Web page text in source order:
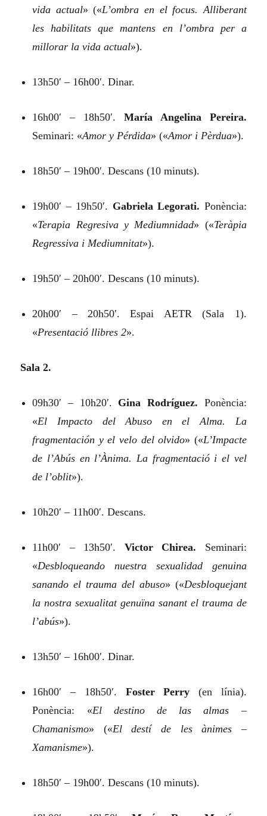
vida actual» («L’ombra en el focus. Alliberant
les habilitats que mantens en l’ombra per a
millorar la vida actual»).
13h50′ – 16h00′. Dinar.
16h00′ – 18h50′. María Angelina Pereira.
Seminari: «Amor y Pérdida» («Amor i Pèrdua»).
18h50′ – 19h00′. Descans (10 minuts).
19h00′ – 19h50′. Gabriela Legorati. Ponència:
«Terapia Regresiva y Mediumnidad» («Teràpia
Regressiva i Mediumnitat»).
19h50′ – 20h00′. Descans (10 minuts).
20h00′ – 20h50′. Espai AETR (Sala 1).
«Presentació llibres 2».
Sala 2.
09h30′ – 10h20′. Gina Rodríguez. Ponència:
«El Impacto del Abuso en el Alma. La
fragmentación y el velo del olvido» («L’Impacte
de l’Abús en l’Ànima. La fragmentació i el vel
de l’oblit»).
10h20′ – 11h00′. Descans.
11h00′ – 13h50′. Victor Chirea. Seminari:
«Desbloqueando nuestra sexualidad genuina
sanando el trauma del abuso» («Desbloquejant
la nostra sexualitat genuïna sanant el trauma de
l’abús»).
13h50′ – 16h00′. Dinar.
16h00′ – 18h50′. Foster Perry (en línia).
Ponència: «El destino de las almas –
Chamanismo» («El destí de les ànimes –
Xamanisme»).
18h50′ – 19h00′. Descans (10 minuts).